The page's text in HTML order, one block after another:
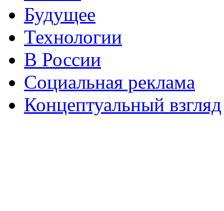
Будущее
Технологии
В России
Социальная реклама
Концептуальный взгляд